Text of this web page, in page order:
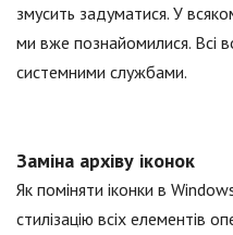
змусить задуматися. У
ми вже познайомилися. Всі
системними службами.
Заміна архіву іконок
Як поміняти іконки в
стилізацію всіх елементів